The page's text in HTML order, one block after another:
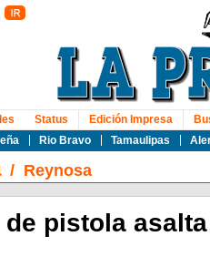
Rio Bravo Tamaulipas
Status Edición Impresa
/ Reynosa
de pistola